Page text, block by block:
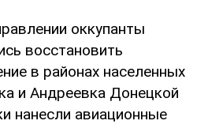
оккупанты
восстановить
в районах населенных
и Андреевка Донецкой
нанесли авиационные